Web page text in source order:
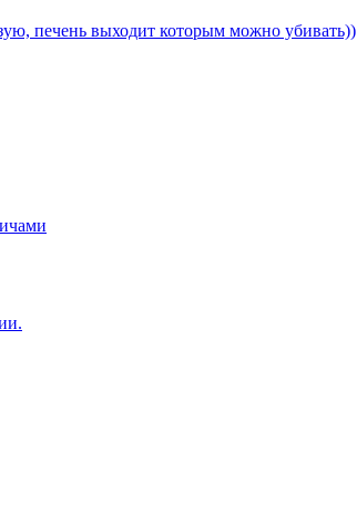
печень выходит которым можно убивать))